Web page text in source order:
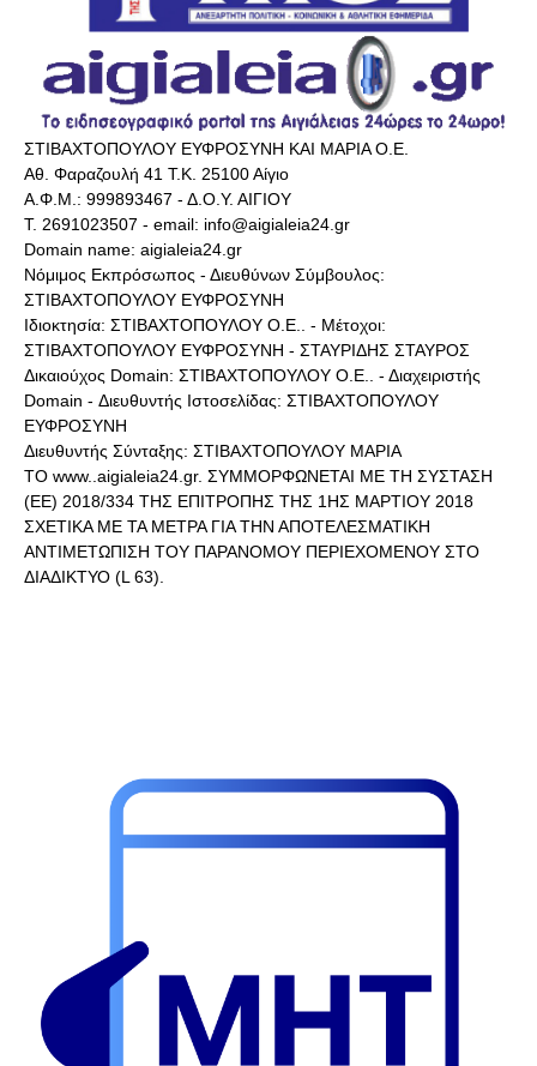
ΣΤΙΒΑΧΤΟΠΟΥΛΟΥ ΕΥΦΡΟΣΥΝΗ ΚΑΙ ΜΑΡΙΑ Ο.Ε.
Αθ. Φαραζουλή 41 Τ.Κ. 25100 Αίγιο
Α.Φ.Μ.: 999893467 - Δ.Ο.Υ. ΑΙΓΙΟΥ
Τ. 2691023507 - email: info@aigialeia24.gr
Domain name: aigialeia24.gr
Νόμιμος Εκπρόσωπος - Διευθύνων Σύμβουλος:
ΣΤΙΒΑΧΤΟΠΟΥΛΟΥ ΕΥΦΡΟΣΥΝΗ
Ιδιοκτησία: ΣΤΙΒΑΧΤΟΠΟΥΛΟΥ Ο.Ε.. - Μέτοχοι:
ΣΤΙΒΑΧΤΟΠΟΥΛΟΥ ΕΥΦΡΟΣΥΝΗ - ΣΤΑΥΡΙΔΗΣ ΣΤΑΥΡΟΣ
Δικαιούχος Domain: ΣΤΙΒΑΧΤΟΠΟΥΛΟΥ Ο.Ε.. - Διαχειριστής
Domain - Διευθυντής Ιστοσελίδας: ΣΤΙΒΑΧΤΟΠΟΥΛΟΥ
ΕΥΦΡΟΣΥΝΗ
Διευθυντής Σύνταξης: ΣΤΙΒΑΧΤΟΠΟΥΛΟΥ ΜΑΡΙΑ
ΤΟ www..aigialeia24.gr. ΣΥΜΜΟΡΦΩΝΕΤΑΙ ΜΕ ΤΗ ΣΥΣΤΑΣΗ
(ΕΕ) 2018/334 ΤΗΣ ΕΠΙΤΡΟΠΗΣ ΤΗΣ 1ΗΣ ΜΑΡΤΙΟΥ 2018
ΣΧΕΤΙΚΑ ΜΕ ΤΑ ΜΕΤΡΑ ΓΙΑ ΤΗΝ ΑΠΟΤΕΛΕΣΜΑΤΙΚΗ
ΑΝΤΙΜΕΤΩΠΙΣΗ ΤΟΥ ΠΑΡΑΝΟΜΟΥ ΠΕΡΙΕΧΟΜΕΝΟΥ ΣΤΟ
ΔΙΑΔΙΚΤΥΟ (L 63).